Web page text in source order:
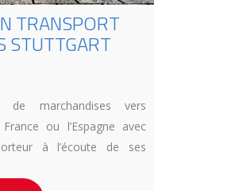
TRANSPORT
STUTTGART
de marchandises vers
ou l’Espagne avec
à l’écoute de ses